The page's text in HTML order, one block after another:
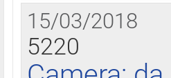
15/03/2018
5220